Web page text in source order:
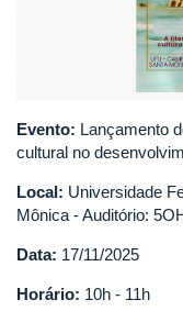
Evento: Lançamento
cultural no
Local: Universidade
Mônica - Auditório:
Data: 17/11/2025
Horário: 10h - 11h